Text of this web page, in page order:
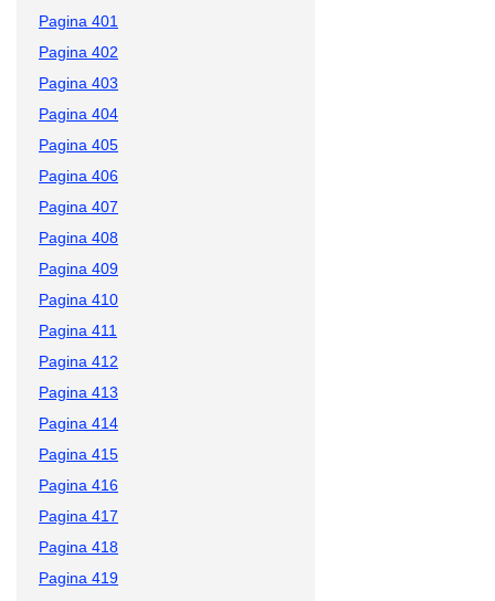
Pagina 401
Pagina 402
Pagina 403
Pagina 404
Pagina 405
Pagina 406
Pagina 407
Pagina 408
Pagina 409
Pagina 410
Pagina 411
Pagina 412
Pagina 413
Pagina 414
Pagina 415
Pagina 416
Pagina 417
Pagina 418
Pagina 419